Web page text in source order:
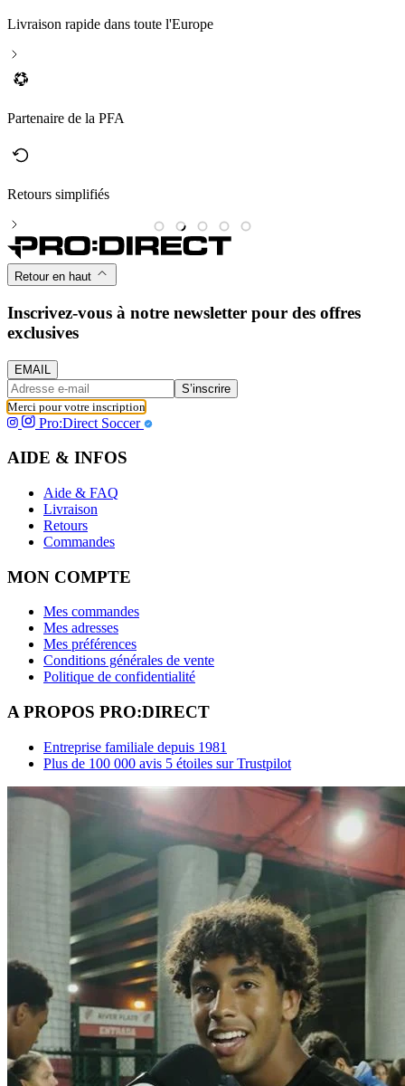
Livraison rapide dans toute l'Europe
Partenaire de la PFA
Retours simplifiés
Retour en haut
Inscrivez-vous à notre newsletter pour des offres
exclusives
EMAIL
S’inscrire
Merci pour votre inscription
Pro:Direct Soccer
AIDE & INFOS
Aide & FAQ
Livraison
Retours
Commandes
MON COMPTE
Mes commandes
Mes adresses
Mes préférences
Conditions générales de vente
Politique de confidentialité
A PROPOS PRO:DIRECT
Entreprise familiale depuis 1981
Plus de 100 000 avis 5 étoiles sur Trustpilot